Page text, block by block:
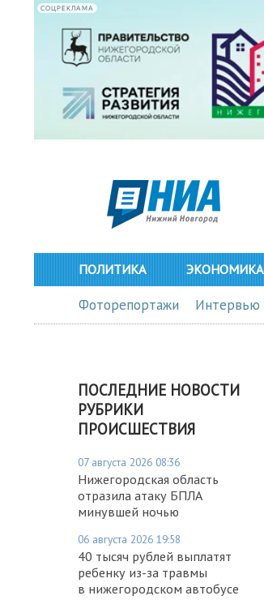
СОЦРЕКЛАМА
ПОЛИТИКА ЭКОНОМИКА
Фоторепортажи Интервью
ПОСЛЕДНИЕ НОВОСТИ
РУБРИКИ
ПРОИСШЕСТВИЯ
07 августа 2026 08:36
Нижегородская область
отразила атаку БПЛА
минувшей ночью
06 августа 2026 19:58
40 тысяч рублей выплатят
ребенку из-за травмы
в нижегородском автобусе